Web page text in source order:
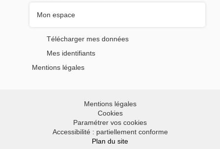
Mon espace
Télécharger mes données
Mes identifiants
Mentions légales
Mentions légales
Cookies
Paramétrer vos cookies
Accessibilité : partiellement conforme
Plan du site